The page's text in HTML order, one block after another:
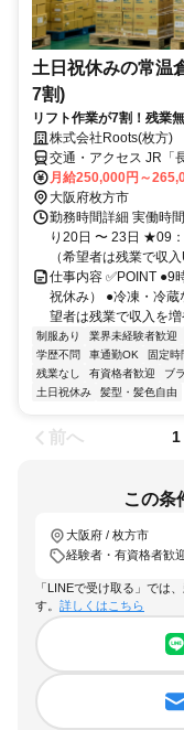
土日祝休みの常温
7割)
リフト作業が7割！残業
株式会社Roots(枚方)
交通・アクセス JR「
駅」「枚方市駅」「
月給250,000円～
大阪府枚方市
勤務時間詳細 実働時
り20日 〜 23日 ★09
（希望者は残業で収入
仕事内容 ✅POINT ●9
祝休み） ●冷凍・冷
望者は残業で収入を
制服あり 業界未経験者歓迎
学歴不問
車通勤OK 固定時
残業なし
有資格者歓迎 ブ
土日祝休み
髪型・髪色自由
前へ 1
この条
大阪府 / 枚方市
経験者・有資格者歓
「LINEで受け取る」では
す。 詳しくはこちら